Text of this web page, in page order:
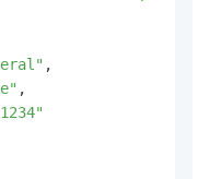
,
,